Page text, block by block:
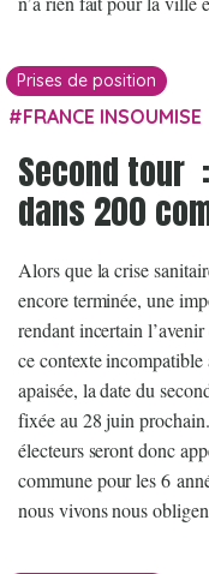
Prises de position
FRANCE INSOUMISE
Second tour
dans 200
Alors que la crise
encore terminée, une
rendant incertain
ce contexte incompatible
apaisée, la date du
fixée au 28 juin
électeurs seront donc
commune pour les 6
nous vivons nous